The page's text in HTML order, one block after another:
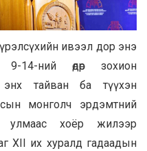
ивээл дор энэ
14-ний өдөр зохион
энх тайван ба түүхэн
монголч эрдэмтний
хоёр жилээр
XII их хуралд гадаадын